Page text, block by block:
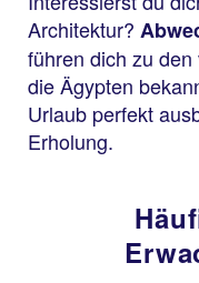
Architektur?
führen dich zu
die Ägypten
Urlaub perfekt
Erholung.